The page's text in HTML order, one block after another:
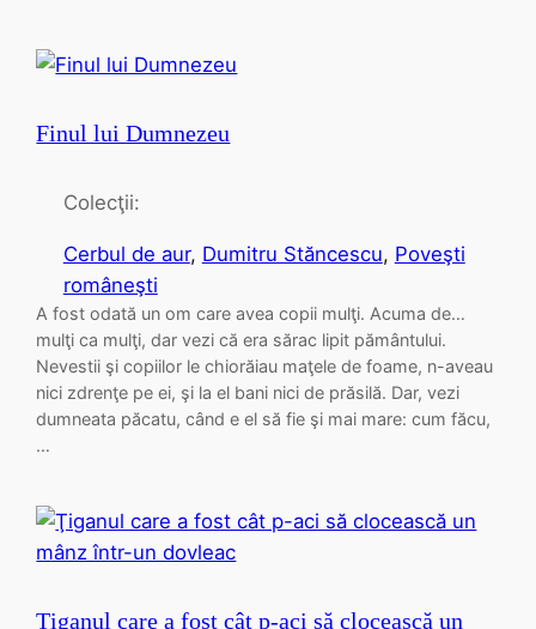
Finul lui Dumnezeu
Colecţii:
Cerbul de aur, Dumitru Stăncescu, Poveşti
româneşti
A fost odată un om care avea copii mulţi. Acuma de…
mulţi ca mulţi, dar vezi că era sărac lipit pământului.
Nevestii şi copiilor le chiorăiau maţele de foame, n-aveau
nici zdrenţe pe ei, şi la el bani nici de prăsilă. Dar, vezi
dumneata păcatu, când e el să fie şi mai mare: cum făcu,
…
Ţiganul care a fost cât p-aci să clocească un